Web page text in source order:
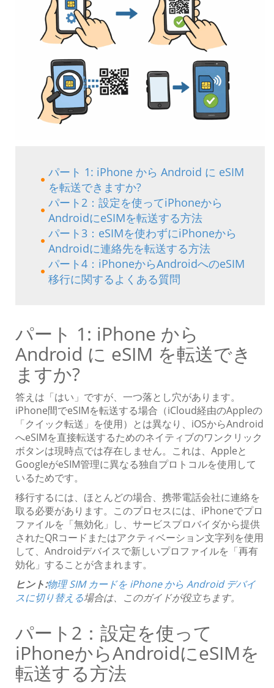
パート 1: iPhone から Android に eSIM
を転送できますか?
パート2：設定を使ってiPhoneから
AndroidにeSIMを転送する方法
パート3：eSIMを使わずにiPhoneから
Androidに連絡先を転送する方法
パート4：iPhoneからAndroidへのeSIM
移行に関するよくある質問
パート 1: iPhone から
Android に eSIM を転送でき
ますか?
答えは「はい」ですが、一つ落とし穴があります。
iPhone間でeSIMを転送する場合（iCloud経由のAppleの
「クイック転送」を使用）とは異なり、iOSからAndroid
へeSIMを直接転送するためのネイティブのワンクリック
ボタンは現時点では存在しません。これは、Appleと
GoogleがeSIM管理に異なる独自プロトコルを使用して
いるためです。
移行するには、ほとんどの場合、携帯電話会社に連絡を
取る必要があります。このプロセスには、iPhoneでプロ
ファイルを「無効化」し、サービスプロバイダから提供
されたQRコードまたはアクティベーション文字列を使用
して、Androidデバイスで新しいプロファイルを「再有
効化」することが含まれます。
ヒント:物理 SIM カードを iPhone から Android デバイ
スに切り替える場合は、このガイドが役立ちます。
パート2：設定を使って
iPhoneからAndroidにeSIMを
転送する方法